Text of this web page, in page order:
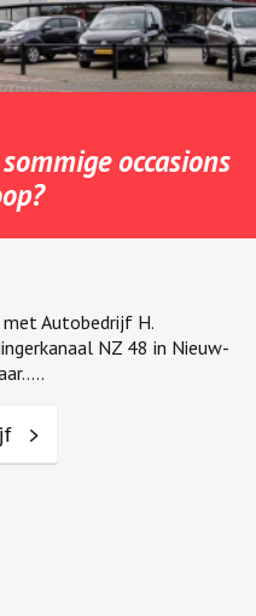
occasions
Autobedrijf H.
NZ 48 in Nieuw-